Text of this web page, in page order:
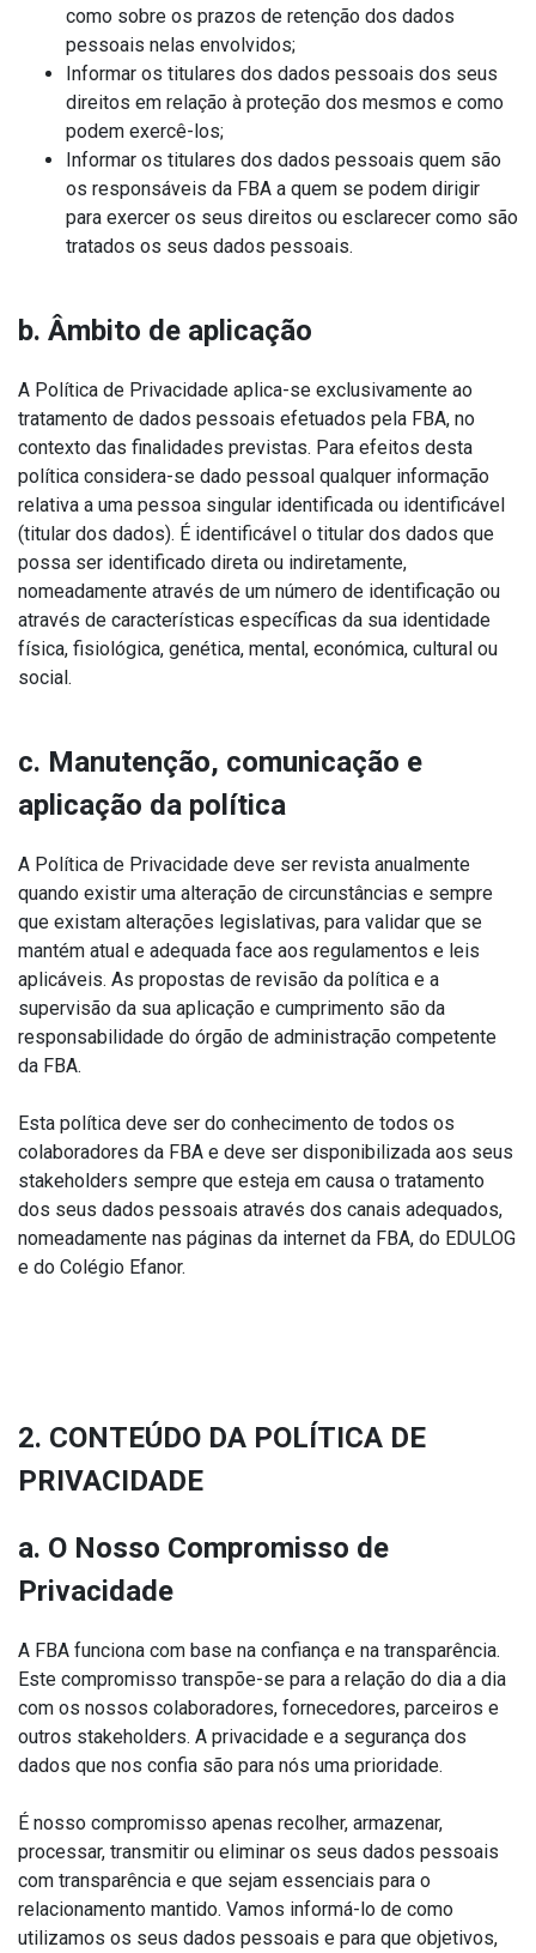
como sobre os prazos de retenção dos dados
pessoais nelas envolvidos;
Informar os titulares dos dados pessoais dos seus
direitos em relação à proteção dos mesmos e como
podem exercê-los;
Informar os titulares dos dados pessoais quem são
os responsáveis da FBA a quem se podem dirigir
para exercer os seus direitos ou esclarecer como são
tratados os seus dados pessoais.
b. Âmbito de aplicação
A Política de Privacidade aplica-se exclusivamente ao
tratamento de dados pessoais efetuados pela FBA, no
contexto das finalidades previstas. Para efeitos desta
política considera-se dado pessoal qualquer informação
relativa a uma pessoa singular identificada ou identificável
(titular dos dados). É identificável o titular dos dados que
possa ser identificado direta ou indiretamente,
nomeadamente através de um número de identificação ou
através de características específicas da sua identidade
física, fisiológica, genética, mental, económica, cultural ou
social.
c. Manutenção, comunicação e
aplicação da política
A Política de Privacidade deve ser revista anualmente
quando existir uma alteração de circunstâncias e sempre
que existam alterações legislativas, para validar que se
mantém atual e adequada face aos regulamentos e leis
aplicáveis. As propostas de revisão da política e a
supervisão da sua aplicação e cumprimento são da
responsabilidade do órgão de administração competente
da FBA.
Esta política deve ser do conhecimento de todos os
colaboradores da FBA e deve ser disponibilizada aos seus
stakeholders sempre que esteja em causa o tratamento
dos seus dados pessoais através dos canais adequados,
nomeadamente nas páginas da internet da FBA, do EDULOG
e do Colégio Efanor.
2. CONTEÚDO DA POLÍTICA DE
PRIVACIDADE
a. O Nosso Compromisso de
Privacidade
A FBA funciona com base na confiança e na transparência.
Este compromisso transpõe-se para a relação do dia a dia
com os nossos colaboradores, fornecedores, parceiros e
outros stakeholders. A privacidade e a segurança dos
dados que nos confia são para nós uma prioridade.
É nosso compromisso apenas recolher, armazenar,
processar, transmitir ou eliminar os seus dados pessoais
com transparência e que sejam essenciais para o
relacionamento mantido. Vamos informá-lo de como
utilizamos os seus dados pessoais e para que objetivos,